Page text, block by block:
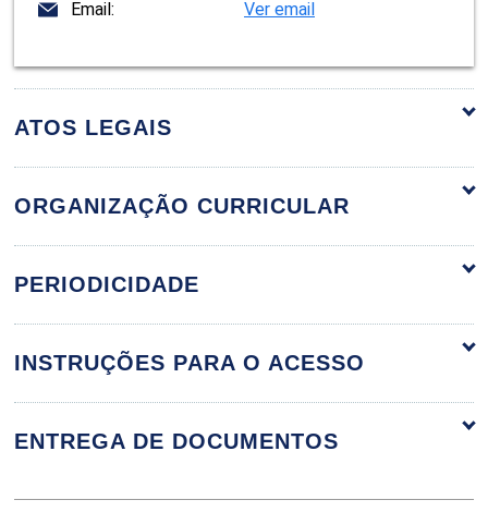
Email: Ver email
ATOS LEGAIS
ORGANIZAÇÃO CURRICULAR
PERIODICIDADE
INSTRUÇÕES PARA O ACESSO
ENTREGA DE DOCUMENTOS